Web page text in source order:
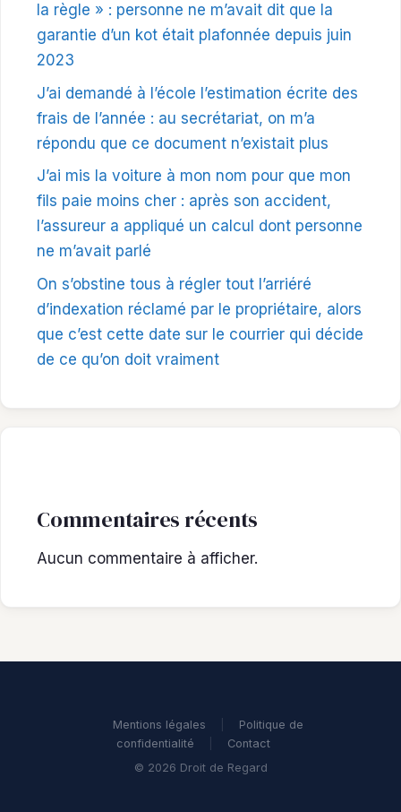
la règle » : personne ne m’avait dit que la
garantie d’un kot était plafonnée depuis juin
2023
J’ai demandé à l’école l’estimation écrite des
frais de l’année : au secrétariat, on m’a
répondu que ce document n’existait plus
J’ai mis la voiture à mon nom pour que mon
fils paie moins cher : après son accident,
l’assureur a appliqué un calcul dont personne
ne m’avait parlé
On s’obstine tous à régler tout l’arriéré
d’indexation réclamé par le propriétaire, alors
que c’est cette date sur le courrier qui décide
de ce qu’on doit vraiment
Commentaires récents
Aucun commentaire à afficher.
Mentions légales
Politique de
confidentialité
Contact
© 2026 Droit de Regard